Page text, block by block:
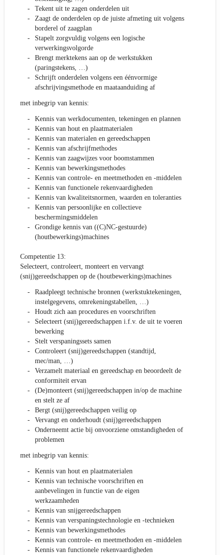
Tekent uit te zagen onderdelen uit
Zaagt de onderdelen op de juiste afmeting uit volgens
borderel of zaagplan
Stapelt zorgvuldig volgens een logische
verwerkingsvolgorde
Brengt merktekens aan op de werkstukken
(paringstekens, …)
Schrijft onderdelen volgens een éénvormige
afschrijvingsmethode en maataanduiding af
met inbegrip van kennis:
Kennis van werkdocumenten, tekeningen en plannen
Kennis van hout en plaatmaterialen
Kennis van materialen en gereedschappen
Kennis van afschrijfmethodes
Kennis van zaagwijzes voor boomstammen
Kennis van bewerkingsmethodes
Kennis van controle- en meetmethoden en -middelen
Kennis van functionele rekenvaardigheden
Kennis van kwaliteitsnormen, waarden en toleranties
Kennis van persoonlijke en collectieve
beschermingsmiddelen
Grondige kennis van ((C)NC-gestuurde)
(houtbewerkings)machines
Competentie 13:
Selecteert, controleert, monteert en vervangt
(snij)gereedschappen op de (houtbewerkings)machines
Raadpleegt technische bronnen (werkstuktekeningen,
instelgegevens, omrekeningstabellen, …)
Houdt zich aan procedures en voorschriften
Selecteert (snij)gereedschappen i.f.v. de uit te voeren
bewerking
Stelt verspaningssets samen
Controleert (snij)gereedschappen (standtijd,
mec/man, …)
Verzamelt materiaal en gereedschap en beoordeelt de
conformiteit ervan
(De)monteert (snij)gereedschappen in/op de machine
en stelt ze af
Bergt (snij)gereedschappen veilig op
Vervangt en onderhoudt (snij)gereedschappen
Onderneemt actie bij onvoorziene omstandigheden of
problemen
met inbegrip van kennis:
Kennis van hout en plaatmaterialen
Kennis van technische voorschriften en
aanbevelingen in functie van de eigen
werkzaamheden
Kennis van snijgereedschappen
Kennis van verspaningstechnologie en -technieken
Kennis van bewerkingsmethodes
Kennis van controle- en meetmethoden en -middelen
Kennis van functionele rekenvaardigheden